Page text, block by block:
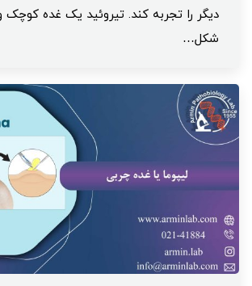
دیگر را تجربه کند. تیروئید یک غده کوچک
شکل…